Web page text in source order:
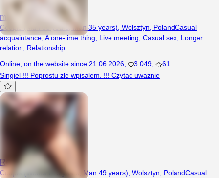
maciux1608
Couple (Man 35 years, Man 35 years), Wolsztyn, PolandCasual
acquaintance,A one-time thing, Live meeting, Casual sex, Longer
relation, Relationship
Online, on the website since:21.06.2026, 3 049,
61
Singiel !!! Poprostu zle wpisalem. !!! Czytac uwaznie
Realniidyskretni
Couple (Woman 46 years, Man 49 years), Wolsztyn, PolandCasual